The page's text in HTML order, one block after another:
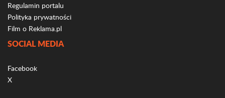
Regulamin portalu
Polityka prywatności
Film o Reklama.pl
SOCIAL MEDIA
Facebook
X